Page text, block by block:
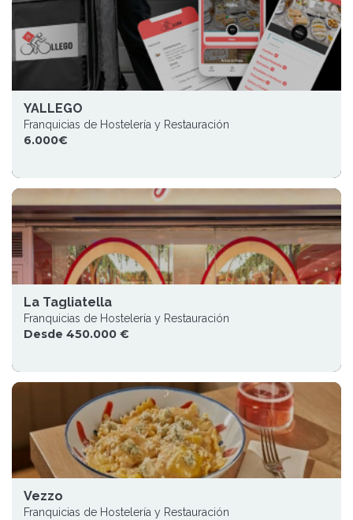
YALLEGO
Franquicias de Hostelería y Restauración
6.000€
La Tagliatella
Franquicias de Hostelería y Restauración
Desde 450.000 €
Vezzo
Franquicias de Hostelería y Restauración